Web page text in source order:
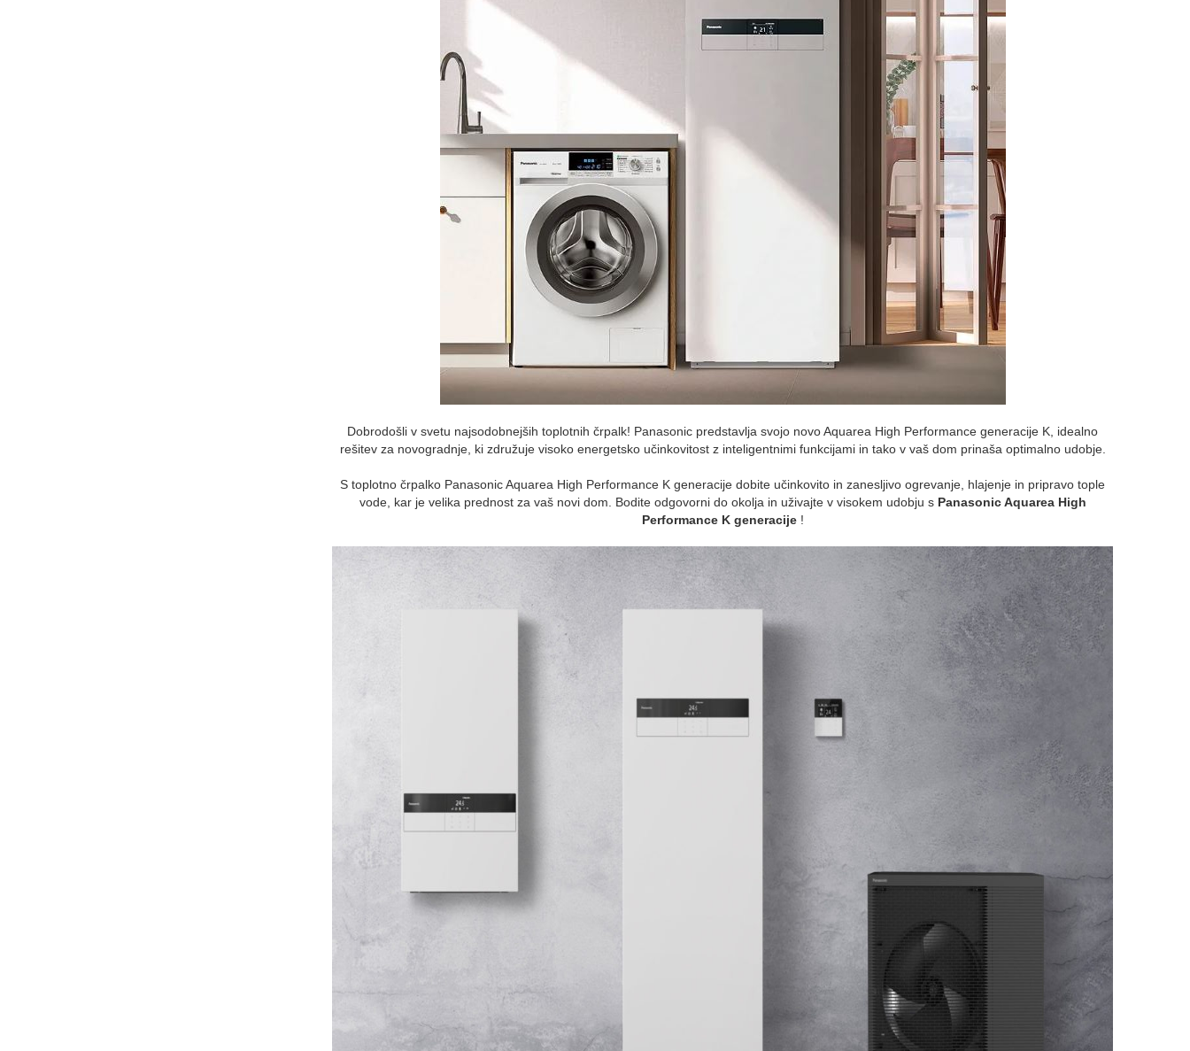
Dobrodošli v svetu najsodobnejših toplotnih črpalk! Panasonic predstavlja svojo novo Aquarea High Performance generacije K, idealno
rešitev za novogradnje, ki združuje visoko energetsko učinkovitost z inteligentnimi funkcijami in tako v vaš dom prinaša optimalno udobje.
S toplotno črpalko Panasonic Aquarea High Performance K generacije dobite učinkovito in zanesljivo ogrevanje, hlajenje in pripravo tople
vode, kar je velika prednost za vaš novi dom. Bodite odgovorni do okolja in uživajte v visokem udobju s Panasonic Aquarea High
Performance K generacije!